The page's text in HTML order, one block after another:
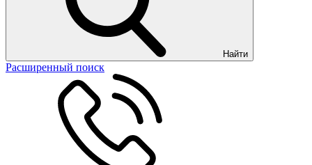
Найти
Расширенный поиск